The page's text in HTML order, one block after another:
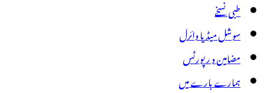
طبی نسخے
سوشل میڈیا وائرل
مضامین و رپورٹس
ہمارے بارے میں